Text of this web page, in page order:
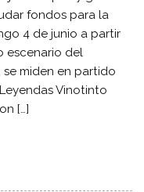
fondos para la
4 de junio a partir
escenario del
se miden en partido
Vinotinto
[…]